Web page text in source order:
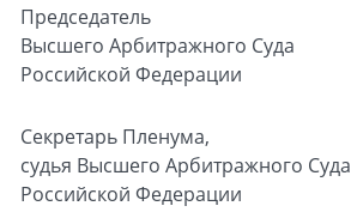
Председатель
Высшего Арбитражного Суда
Российской Федерации
Секретарь Пленума,
судья Высшего Арбитражного Суда
Российской Федерации